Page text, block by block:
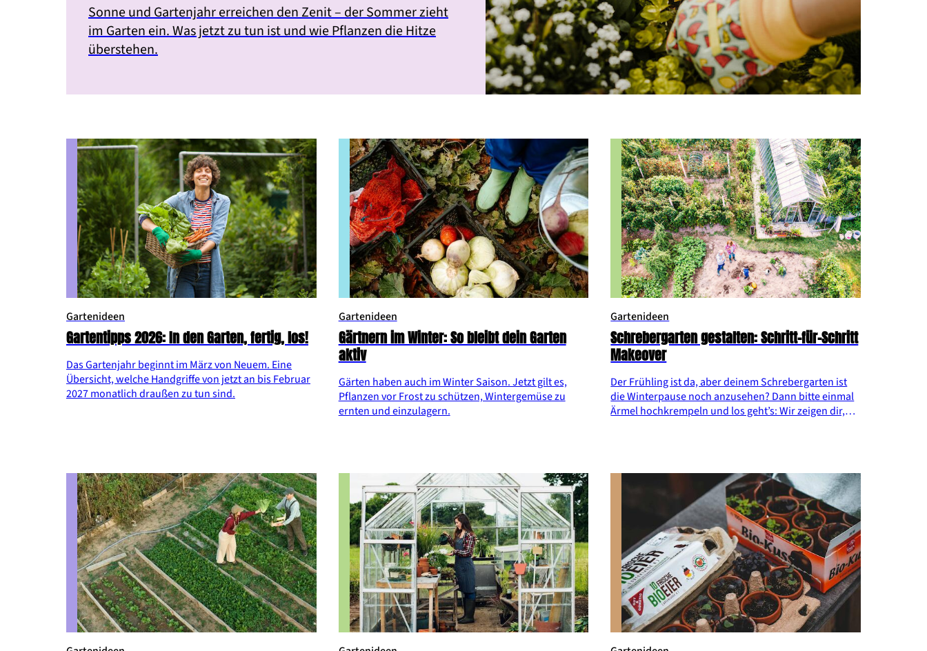
Sonne und Gartenjahr erreichen den Zenit – der Sommer zieht
im Garten ein. Was jetzt zu tun ist und wie Pflanzen die Hitze
überstehen.
Gartenideen
Gartentipps 2026: In den Garten, fertig, los!
Das Gartenjahr beginnt im März von Neuem. Eine
Übersicht, welche Handgriffe von jetzt an bis Februar
2027 monatlich draußen zu tun sind.
Gartenideen
Gärtnern im Winter: So bleibt dein Garten
aktiv
Gärten haben auch im Winter Saison. Jetzt gilt es,
Pflanzen vor Frost zu schützen, Wintergemüse zu
ernten und einzulagern.
Gartenideen
Schrebergarten gestalten: Schritt-für-Schritt
Makeover
Der Frühling ist da, aber deinem Schrebergarten ist
die Winterpause noch anzusehen? Dann bitte einmal
Ärmel hochkrempeln und los geht’s: Wir zeigen dir,